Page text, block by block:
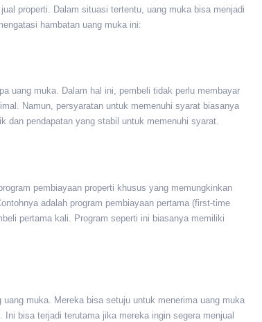
properti. Dalam situasi tertentu, uang muka bisa menjadi
hambatan uang muka ini:
uang muka. Dalam hal ini, pembeli tidak perlu membayar
Namun, persyaratan untuk memenuhi syarat biasanya
dan pendapatan yang stabil untuk memenuhi syarat.
pembiayaan properti khusus yang memungkinkan
adalah program pembiayaan pertama (first-time
pertama kali. Program seperti ini biasanya memiliki
muka. Mereka bisa setuju untuk menerima uang muka
bisa terjadi terutama jika mereka ingin segera menjual